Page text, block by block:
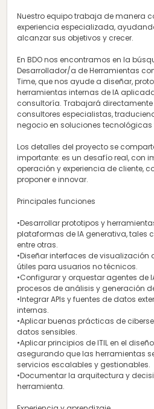
Nuestro equipo trabaja de manera
experiencia especializada,
alcanzar sus objetivos y crecer.
En BDO nos encontramos en la
Desarrollador/a de Herramientas
Time, que nos ayude a diseñar,
herramientas internas de IA
consultoría. Trabajará directamente
consultores especialistas,
negocio en soluciones tecnológicas
Los detalles del proyecto se
importante: es un desafío real, con
operación y experiencia de cliente,
proponer e innovar.
Principales funciones
•Desarrollar prototipos y
plataformas de IA generativa, tales
entre otras.
•Diseñar interfaces de
útiles para usuarios no técnicos.
•Configurar y orquestar agentes de
procesos de análisis y generación
•Integrar APIs y fuentes de datos
internas.
•Aplicar buenas prácticas de
datos sensibles.
•Aplicar principios de ITIL en el
asegurando que las herramientas
servicios escalables y gestionables.
•Documentar la arquitectura y
herramienta.